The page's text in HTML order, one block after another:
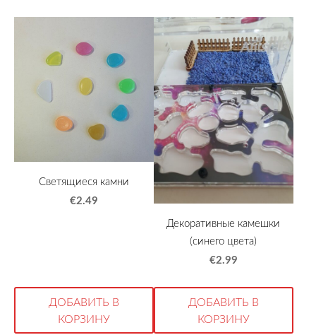
Светящиеся камни
€2.49
ДОБАВИТЬ В
КОРЗИНУ
Декоративные камешки
(синего цвета)
€2.99
ДОБАВИТЬ В
КОРЗИНУ